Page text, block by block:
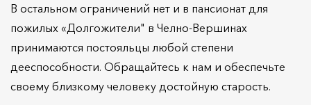
В остальном ограничений нет и в пансионат для
пожилых «Долгожители" в Челно-Вершинах
принимаются постояльцы любой степени
дееспособности. Обращайтесь к нам и обеспечьте
своему близкому человеку достойную старость.